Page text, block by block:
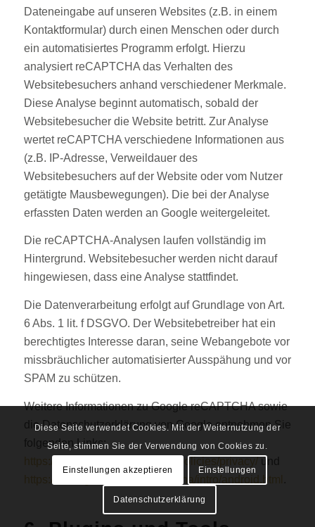
Dateneingabe auf unseren Websites (z.B. in einem
Kontaktformular) durch einen Menschen oder durch
ein automatisiertes Programm erfolgt. Hierzu
analysiert reCAPTCHA das Verhalten des
Websitebesuchers anhand verschiedener Merkmale.
Diese Analyse beginnt automatisch, sobald der
Websitebesucher die Website betritt. Zur Analyse
wertet reCAPTCHA verschiedene Informationen aus
(z.B. IP-Adresse, Verweildauer des
Websitebesuchers auf der Website oder vom Nutzer
getätigte Mausbewegungen). Die bei der Analyse
erfassten Daten werden an Google weitergeleitet.
Die reCAPTCHA-Analysen laufen vollständig im
Hintergrund. Websitebesucher werden nicht darauf
hingewiesen, dass eine Analyse stattfindet.
Die Datenverarbeitung erfolgt auf Grundlage von Art.
6 Abs. 1 lit. f DSGVO. Der Websitebetreiber hat ein
berechtigtes Interesse daran, seine Webangebote vor
missbräuchlicher automatisierter Ausspähung und vor
SPAM zu schützen.
Weitere Informationen zu Google reCAPTCHA sowie
die Datenschutzerklärung von Google entnehmen Sie
folgenden Links:
https://www.google.com/intl/de/policies/privacy/und
https://www.google.com/recaptcha/intro/android.html .
Diese Seite verwendet Cookies. Mit der Weiternutzung der
Seite, stimmen Sie der Verwendung von Cookies zu.
Einstellungen akzeptieren Einstellungen
Datenschutzerklärung